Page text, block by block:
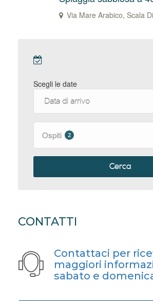
Via Mare Arabico, Scala
Scegli le date
Ospiti 2
Cerca
CONTATTI
Contattaci per
maggiori
sabato e